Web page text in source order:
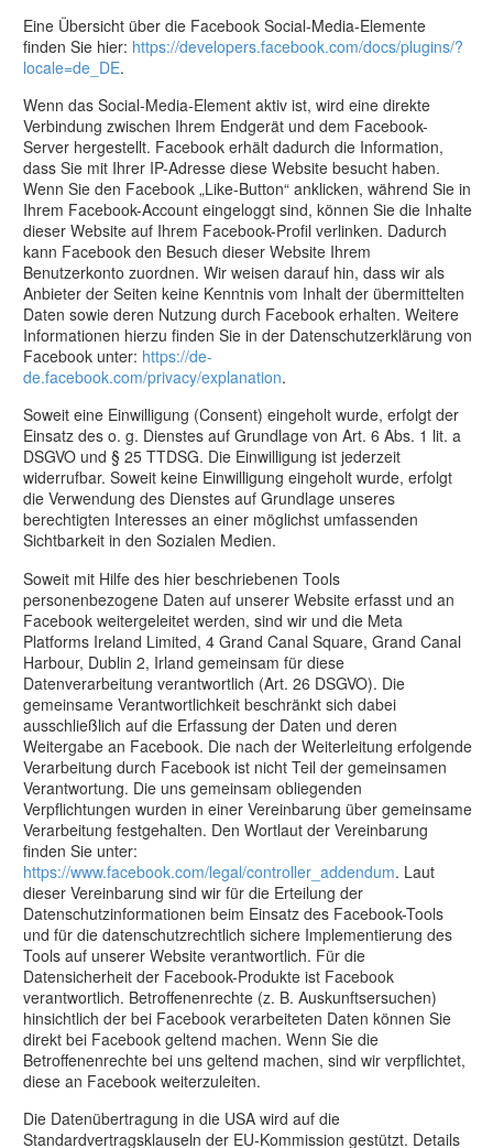
Eine Übersicht über die Facebook Social-Media-Elemente
finden Sie hier: https://developers.facebook.com/docs/plugins/?
locale=de_DE.
Wenn das Social-Media-Element aktiv ist, wird eine direkte
Verbindung zwischen Ihrem Endgerät und dem Facebook-
Server hergestellt. Facebook erhält dadurch die Information,
dass Sie mit Ihrer IP-Adresse diese Website besucht haben.
Wenn Sie den Facebook „Like-Button“ anklicken, während Sie in
Ihrem Facebook-Account eingeloggt sind, können Sie die Inhalte
dieser Website auf Ihrem Facebook-Profil verlinken. Dadurch
kann Facebook den Besuch dieser Website Ihrem
Benutzerkonto zuordnen. Wir weisen darauf hin, dass wir als
Anbieter der Seiten keine Kenntnis vom Inhalt der übermittelten
Daten sowie deren Nutzung durch Facebook erhalten. Weitere
Informationen hierzu finden Sie in der Datenschutzerklärung von
Facebook unter: https://de-
de.facebook.com/privacy/explanation.
Soweit eine Einwilligung (Consent) eingeholt wurde, erfolgt der
Einsatz des o. g. Dienstes auf Grundlage von Art. 6 Abs. 1 lit. a
DSGVO und § 25 TTDSG. Die Einwilligung ist jederzeit
widerrufbar. Soweit keine Einwilligung eingeholt wurde, erfolgt
die Verwendung des Dienstes auf Grundlage unseres
berechtigten Interesses an einer möglichst umfassenden
Sichtbarkeit in den Sozialen Medien.
Soweit mit Hilfe des hier beschriebenen Tools
personenbezogene Daten auf unserer Website erfasst und an
Facebook weitergeleitet werden, sind wir und die Meta
Platforms Ireland Limited, 4 Grand Canal Square, Grand Canal
Harbour, Dublin 2, Irland gemeinsam für diese
Datenverarbeitung verantwortlich (Art. 26 DSGVO). Die
gemeinsame Verantwortlichkeit beschränkt sich dabei
ausschließlich auf die Erfassung der Daten und deren
Weitergabe an Facebook. Die nach der Weiterleitung erfolgende
Verarbeitung durch Facebook ist nicht Teil der gemeinsamen
Verantwortung. Die uns gemeinsam obliegenden
Verpflichtungen wurden in einer Vereinbarung über gemeinsame
Verarbeitung festgehalten. Den Wortlaut der Vereinbarung
finden Sie unter:
https://www.facebook.com/legal/controller_addendum. Laut
dieser Vereinbarung sind wir für die Erteilung der
Datenschutzinformationen beim Einsatz des Facebook-Tools
und für die datenschutzrechtlich sichere Implementierung des
Tools auf unserer Website verantwortlich. Für die
Datensicherheit der Facebook-Produkte ist Facebook
verantwortlich. Betroffenenrechte (z. B. Auskunftsersuchen)
hinsichtlich der bei Facebook verarbeiteten Daten können Sie
direkt bei Facebook geltend machen. Wenn Sie die
Betroffenenrechte bei uns geltend machen, sind wir verpflichtet,
diese an Facebook weiterzuleiten.
Die Datenübertragung in die USA wird auf die
Standardvertragsklauseln der EU-Kommission gestützt. Details